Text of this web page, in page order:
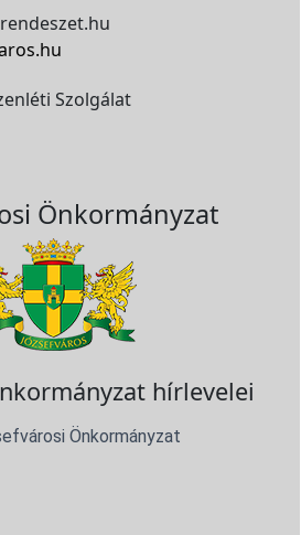
Szolgálat
Önkormányzat
hírlevelei
Önkormányzat